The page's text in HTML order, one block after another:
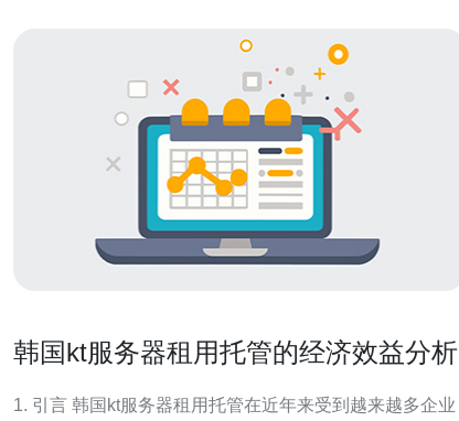
韩国kt服务器租用托管的经济效益分析
1. 引言 韩国kt服务器租用托管在近年来受到越来越多企业